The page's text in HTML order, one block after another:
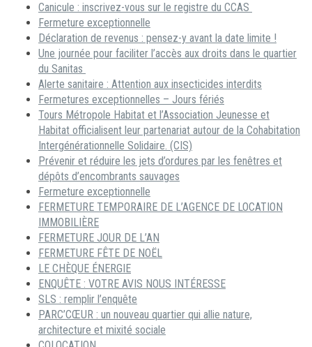
Canicule : inscrivez-vous sur le registre du CCAS
Fermeture exceptionnelle
Déclaration de revenus : pensez-y avant la date limite !
Une journée pour faciliter l’accès aux droits dans le quartier
du Sanitas
Alerte sanitaire : Attention aux insecticides interdits
Fermetures exceptionnelles – Jours fériés
Tours Métropole Habitat et l’Association Jeunesse et
Habitat officialisent leur partenariat autour de la Cohabitation
Intergénérationnelle Solidaire. (CIS)
Prévenir et réduire les jets d’ordures par les fenêtres et
dépôts d’encombrants sauvages
Fermeture exceptionnelle
FERMETURE TEMPORAIRE DE L’AGENCE DE LOCATION
IMMOBILIÈRE
FERMETURE JOUR DE L’AN
FERMETURE FÊTE DE NOËL
LE CHÈQUE ÉNERGIE
ENQUÊTE : VOTRE AVIS NOUS INTÉRESSE
SLS : remplir l’enquête
PARC’CŒUR : un nouveau quartier qui allie nature,
architecture et mixité sociale